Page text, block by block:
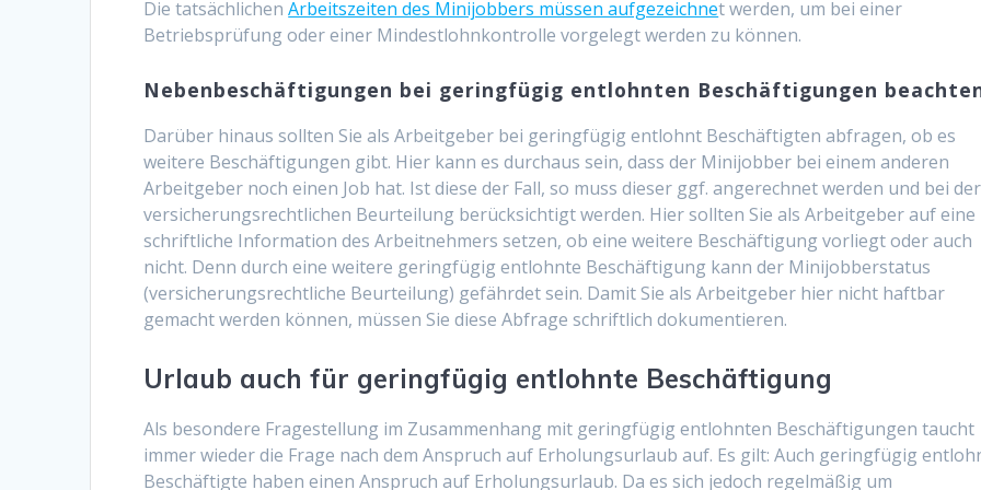
Die tatsächlichenArbeitszeiten des Minijobbers müssen aufgezeichnet werden, um bei einer
Betriebsprüfung oder einer Mindestlohnkontrolle vorgelegt werden zu können.
Nebenbeschäftigungen bei geringfügig entlohnten Beschäftigungen
Darüber hinaus sollten Sie als Arbeitgeber bei geringfügig entlohnt Beschäftigten abfragen, ob es
weitere Beschäftigungen gibt. Hier kann es durchaus sein, dass der Minijobber bei einem anderen
Arbeitgeber noch einen Job hat. Ist diese der Fall, so muss dieser ggf. angerechnet werden und bei der
versicherungsrechtlichen Beurteilung berücksichtigt werden. Hier sollten Sie als Arbeitgeber auf eine
schriftliche Information des Arbeitnehmers setzen, ob eine weitere Beschäftigung vorliegt oder auch
nicht. Denn durch eine weitere geringfügig entlohnte Beschäftigung kann der Minijobberstatus
(versicherungsrechtliche Beurteilung) gefährdet sein. Damit Sie als Arbeitgeber hier nicht haftbar
gemacht werden können, müssen Sie diese Abfrage schriftlich dokumentieren.
Urlaub auch für geringfügig entlohnte Beschäftigung
Als besondere Fragestellung im Zusammenhang mit geringfügig entlohnten Beschäftigungen taucht
immer wieder die Frage nach dem Anspruch auf Erholungsurlaub auf. Es gilt: Auch geringfügig
Beschäftigte haben einen Anspruch auf Erholungsurlaub. Da es sich jedoch regelmäßig um